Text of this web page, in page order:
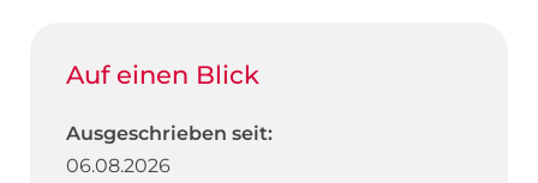
Auf einen Blick
Ausgeschrieben seit:
06.08.2026